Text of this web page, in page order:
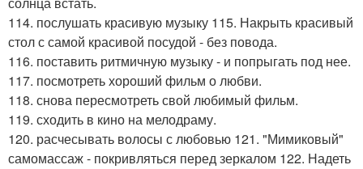
114. послушать красивую музыку 115. Накрыть красивый
стол с самой красивой посудой - без повода.
116. поставить ритмичную музыку - и попрыгать под нее.
117. посмотреть хороший фильм о любви.
118. снова пересмотреть свой любимый фильм.
119. сходить в кино на мелодраму.
120. расчесывать волосы с любовью 121. "Мимиковый"
самомассаж - покривляться перед зеркалом 122. Надеть